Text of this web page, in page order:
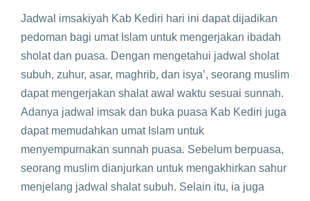
Jadwal imsakiyah Kab Kediri hari ini dapat dijadikan
pedoman bagi umat Islam untuk mengerjakan ibadah
sholat dan puasa. Dengan mengetahui jadwal sholat
subuh, zuhur, asar, maghrib, dan isya’, seorang muslim
dapat mengerjakan shalat awal waktu sesuai sunnah.
Adanya jadwal imsak dan buka puasa Kab Kediri juga
dapat memudahkan umat Islam untuk
menyempurnakan sunnah puasa. Sebelum berpuasa,
seorang muslim dianjurkan untuk mengakhirkan sahur
menjelang jadwal shalat subuh. Selain itu, ia juga